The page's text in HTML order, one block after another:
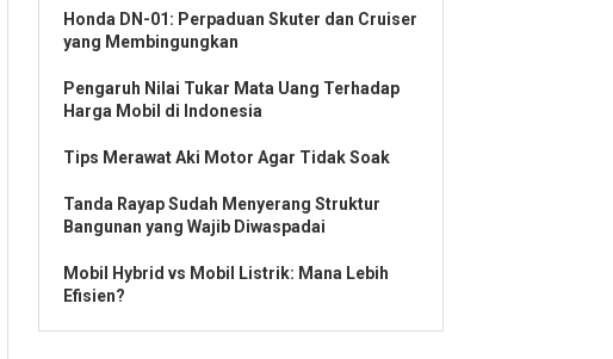
Honda DN-01: Perpaduan Skuter dan Cruiser
yang Membingungkan
Pengaruh Nilai Tukar Mata Uang Terhadap
Harga Mobil di Indonesia
Tips Merawat Aki Motor Agar Tidak Soak
Tanda Rayap Sudah Menyerang Struktur
Bangunan yang Wajib Diwaspadai
Mobil Hybrid vs Mobil Listrik: Mana Lebih
Efisien?